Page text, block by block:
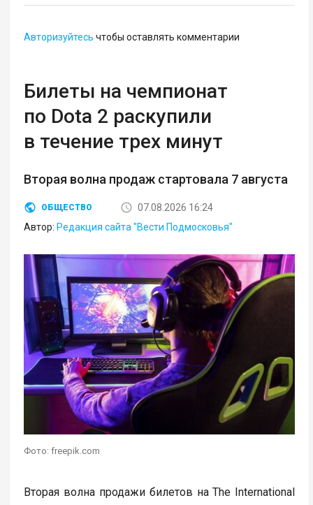
Авторизуйтесь чтобы оставлять комментарии
Билеты на чемпионат
по Dota 2 раскупили
в течение трех минут
Вторая волна продаж стартовала 7 августа
ОБЩЕСТВО
07.08.2026 16:24
Автор: Редакция сайта "Вести Подмосковья"
Фото: freepik.com
Вторая волна продажи билетов на The International